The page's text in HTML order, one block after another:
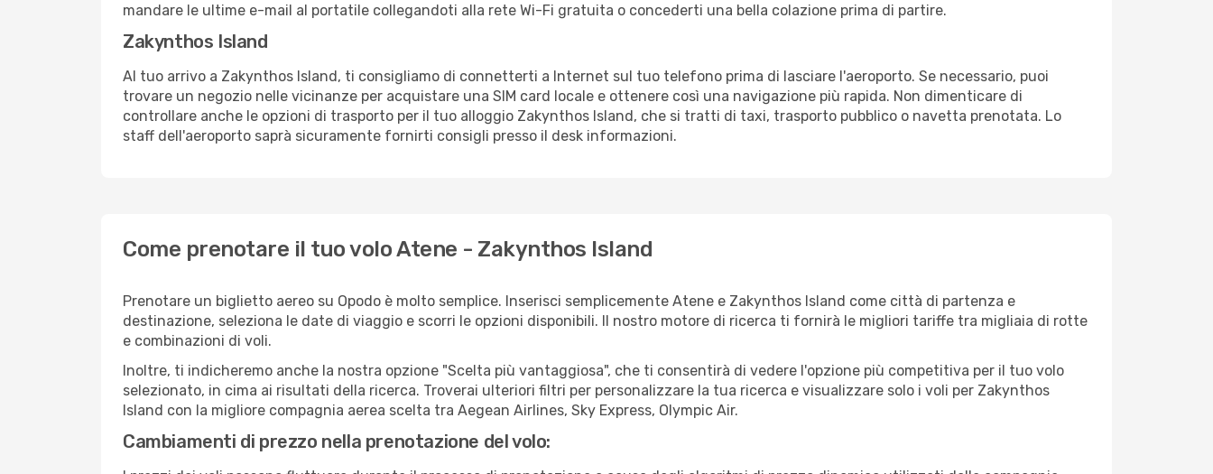
mandare le ultime e-mail al portatile collegandoti alla rete Wi-Fi gratuita o concederti una bella colazione prima di partire.
Zakynthos Island
Al tuo arrivo a Zakynthos Island, ti consigliamo di connetterti a Internet sul tuo telefono prima di lasciare l'aeroporto. Se necessario, puoi
trovare un negozio nelle vicinanze per acquistare una SIM card locale e ottenere così una navigazione più rapida. Non dimenticare di
controllare anche le opzioni di trasporto per il tuo alloggio Zakynthos Island, che si tratti di taxi, trasporto pubblico o navetta prenotata. Lo
staff dell'aeroporto saprà sicuramente fornirti consigli presso il desk informazioni.
Come prenotare il tuo volo Atene - Zakynthos Island
Prenotare un biglietto aereo su Opodo è molto semplice. Inserisci semplicemente Atene e Zakynthos Island come città di partenza e
destinazione, seleziona le date di viaggio e scorri le opzioni disponibili. Il nostro motore di ricerca ti fornirà le migliori tariffe tra migliaia di rotte
e combinazioni di voli.
Inoltre, ti indicheremo anche la nostra opzione "Scelta più vantaggiosa", che ti consentirà di vedere l'opzione più competitiva per il tuo volo
selezionato, in cima ai risultati della ricerca. Troverai ulteriori filtri per personalizzare la tua ricerca e visualizzare solo i voli per Zakynthos
Island con la migliore compagnia aerea scelta tra Aegean Airlines, Sky Express, Olympic Air.
Cambiamenti di prezzo nella prenotazione del volo: